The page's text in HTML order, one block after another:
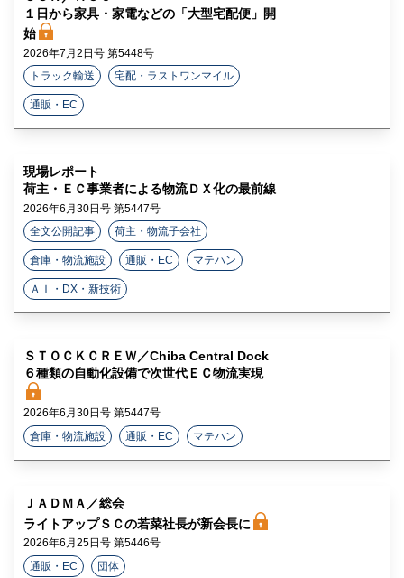
１日から家具・家電などの「大型宅配便」開
始
2026年7月2日号 第5448号
トラック輸送
宅配・ラストワンマイル
通販・EC
現場レポート
荷主・ＥＣ事業者による物流ＤＸ化の最前線
2026年6月30日号 第5447号
全文公開記事
荷主・物流子会社
倉庫・物流施設 通販・EC マテハン
ＡＩ・DX・新技術
ＳＴＯＣＫＣＲＥＷ／Chiba Central Dock
６種類の自動化設備で次世代ＥＣ物流実現
2026年6月30日号 第5447号
倉庫・物流施設
通販・EC マテハン
ＪＡＤＭＡ／総会
ライトアップＳＣの若菜社長が新会長に
2026年6月25日号 第5446号
通販・EC
団体